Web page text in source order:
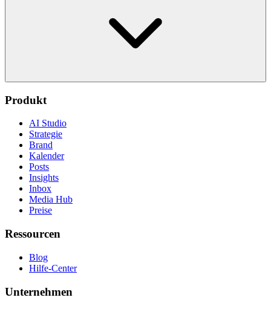
Produkt
AI Studio
Strategie
Brand
Kalender
Posts
Insights
Inbox
Media Hub
Preise
Ressourcen
Blog
Hilfe-Center
Unternehmen